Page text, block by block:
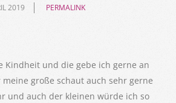
2019 PERMALINK
Kindheit und die gebe ich gerne an
große schaut auch sehr gerne
und auch der kleinen würde ich so